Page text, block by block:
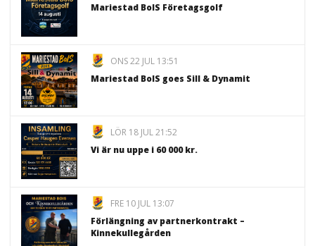
Mariestad BoIS Företagsgolf
ONS 22 JUL 13:51
Mariestad BoIS goes Sill & Dynamit
LÖR 18 JUL 21:52
Vi är nu uppe i 60 000 kr.
FRE 10 JUL 13:07
Förlängning av partnerkontrakt –
Kinnekullegården